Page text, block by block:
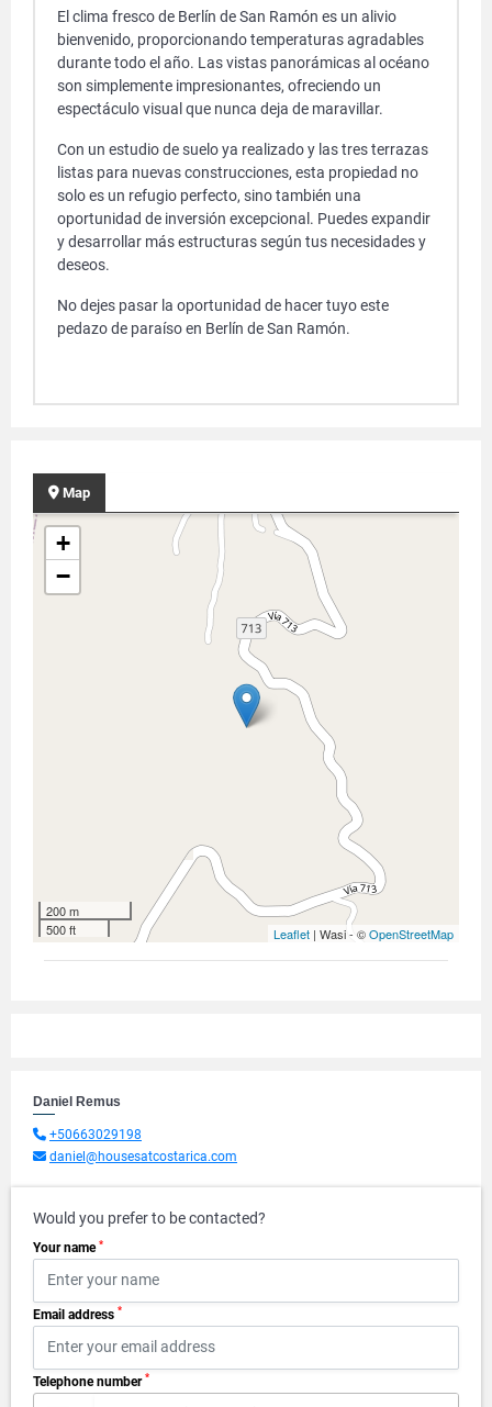
El clima fresco de Berlín de San Ramón es un alivio
bienvenido, proporcionando temperaturas agradables
durante todo el año. Las vistas panorámicas al océano
son simplemente impresionantes, ofreciendo un
espectáculo visual que nunca deja de maravillar.
Con un estudio de suelo ya realizado y las tres terrazas
listas para nuevas construcciones, esta propiedad no
solo es un refugio perfecto, sino también una
oportunidad de inversión excepcional. Puedes expandir
y desarrollar más estructuras según tus necesidades y
deseos.
No dejes pasar la oportunidad de hacer tuyo este
pedazo de paraíso en Berlín de San Ramón.
Map
+
−
200 m
500 ft
Leaflet | Wasi - ©OpenStreetMap
Daniel Remus
+50663029198
daniel@housesatcostarica.com
Would you prefer to be contacted?
Your name *
Email address *
Telephone number *